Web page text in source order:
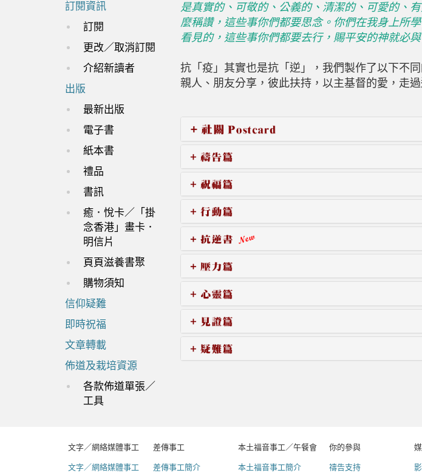
訂閱資訊
訂閱
更改／取消訂閱
介紹新讀者
出版
最新出版
電子書
紙本書
禮品
書訊
癒．悅卡／「掛
念香港」畫卡．
明信片
頁頁滋養書聚
購物須知
信仰疑難
即時祝福
文章轉載
佈道及栽培資源
各款佈道單張／
工具
是真實的、可敬的、公義的、清潔的、可愛的、
麼稱讚，這些事你們都要思念。你們在我身上所
看見的，這些事你們都要去行，賜平安的神就必
抗「疫」其實也是抗「逆」，我們製作了以下不
親人、朋友分享，彼此扶持，以主基督的愛，走過
文字／網絡媒體事工
文字／網絡媒體事工
差傳事工
差傳事工簡介
本土福音事工／午餐會
本土福音事工簡介
你的參與
禱告支持